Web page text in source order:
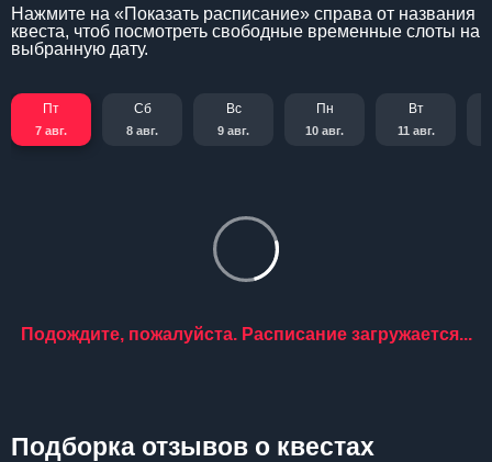
Нажмите на «Показать расписание» справа от названия
квеста, чтоб посмотреть свободные временные слоты на
выбранную дату.
Пт
7 авг.
Сб
8 авг.
Вс
9 авг.
Пн
10 авг.
Вт
11 авг.
Подождите, пожалуйста. Расписание загружается...
Подборка отзывов о квестах